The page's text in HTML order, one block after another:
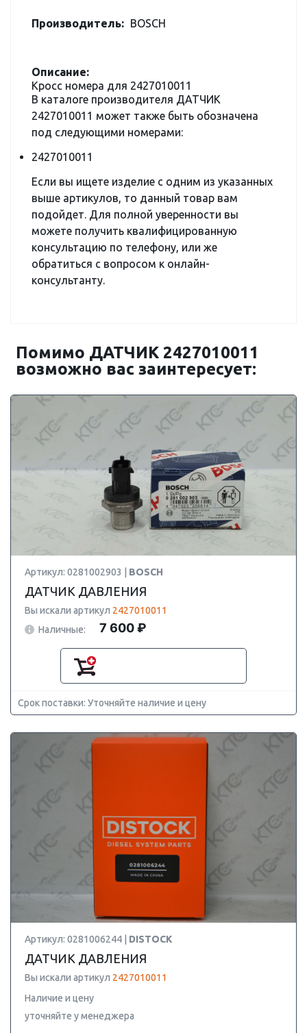
Производитель: BOSCH
Описание:
Кросс номера для 2427010011
В каталоге производителя ДАТЧИК
2427010011 может также быть обозначена
под следующими номерами:
2427010011
Если вы ищете изделие с одним из указанных
выше артикулов, то данный товар вам
подойдет. Для полной уверенности вы
можете получить квалифицированную
консультацию по телефону, или же
обратиться с вопросом к онлайн-
консультанту.
Помимо ДАТЧИК 2427010011
возможно вас заинтересует:
Артикул: 0281002903 | BOSCH
ДАТЧИК ДАВЛЕНИЯ
Вы искали артикул 2427010011
Наличные:
7 600 ₽
Срок поставки: Уточняйте наличие и цену
Артикул: 0281006244 | DISTOCK
ДАТЧИК ДАВЛЕНИЯ
Вы искали артикул 2427010011
Наличие и цену
уточняйте у менеджера